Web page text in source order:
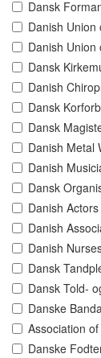
Dansk
Danish Union
Danish
Dansk
Danish
Dansk
Dansk
Danish Metal
Danish
Dansk
Danish
Danish
Danish
Dansk
Dansk Told-
Danske
Association
Danske